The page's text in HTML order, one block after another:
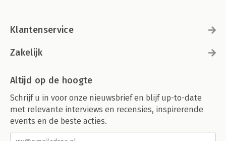
Klantenservice
Zakelijk
Altijd op de hoogte
Schrijf u in voor onze nieuwsbrief en blijf up-to-date
met relevante interviews en recensies, inspirerende
events en de beste acties.